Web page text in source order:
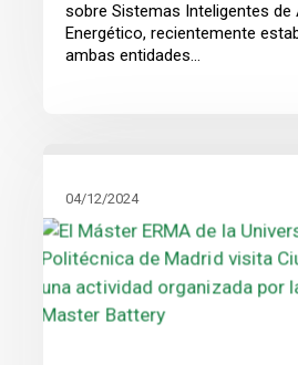
sobre Sistemas Inteligentes de
Energético, recientemente
ambas entidades...
04/12/2024